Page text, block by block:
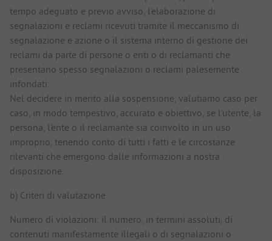
tempo adeguato e previo avviso, l'elaborazione di
segnalazioni e reclami ricevuti tramite il meccanismo di
segnalazione e azione o il sistema interno di gestione dei
reclami da parte di persone o enti o di reclamanti che
presentano spesso segnalazioni o reclami palesemente
infondati.
Nel decidere in merito alla sospensione, valutiamo caso per
caso, in modo tempestivo, accurato e obiettivo, se l'utente, la
persona, l'ente o il reclamante sia coinvolto in un uso
improprio, tenendo conto di tutti i fatti e le circostanze
rilevanti che emergono dalle informazioni a nostra
disposizione.
b) Criteri di valutazione
Numero di violazioni: il numero, in termini assoluti, di
contenuti manifestamente illegali o di segnalazioni o